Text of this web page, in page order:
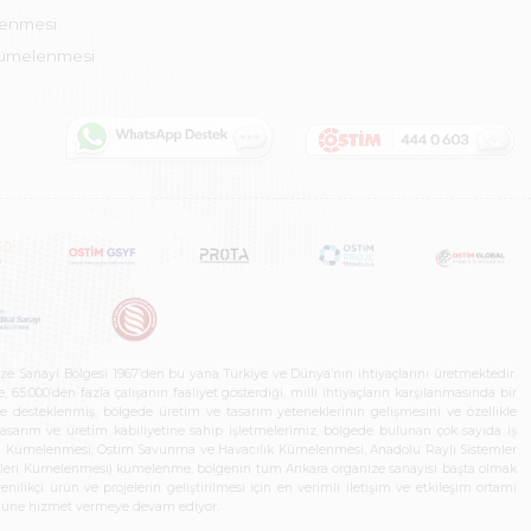
Bölgesi 1967’den bu yana Türkiye ve Dünya’nın ihtiyaçlarını üretmektedir.
fazla çalışanın faaliyet gösterdiği, milli ihtiyaçların karşılanmasında bir
bölgede üretim ve tasarım yeteneklerinin gelişmesini ve özellikle
ve üretim kabiliyetine sahip işletmelerimiz, bölgede bulunan çok sayıda iş
Ostim Savunma ve Havacılık Kümelenmesi, Anadolu Raylı Sistemler
Kümelenmesi) kümelenme, bölgenin tüm Ankara organize sanayisi başta olmak
ürün ve projelerin geliştirilmesi için en verimli iletişim ve etkileşim ortamı
hizmet vermeye devam ediyor.